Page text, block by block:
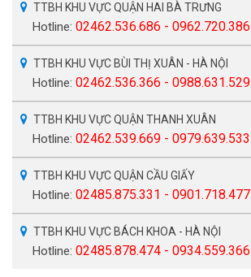
TTBH KHU VỰC QUẬN HAI BÀ TRƯNG
Hotline: 02462.536.686 - 0962.720.386
TTBH KHU VỰC BÙI THỊ XUÂN - HÀ NỘI
Hotline: 02462.536.366 - 0988.631.529
TTBH KHU VỰC QUẬN THANH XUÂN
Hotline: 02462.539.669 - 0979.639.533
TTBH KHU VỰC QUẬN CẦU GIẤY
Hotline: 02485.875.331 - 0901.718.477
TTBH KHU VỰC BÁCH KHOA - HÀ NỘI
Hotline: 02485.878.474 - 0934.559.366